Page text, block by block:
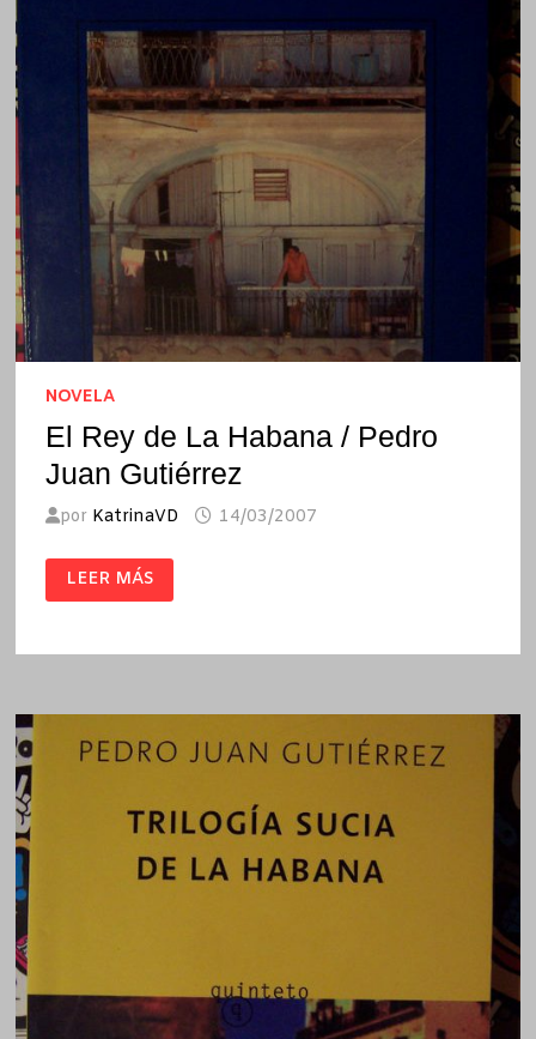
NOVELA
El Rey de La Habana / Pedro
Juan Gutiérrez
por KatrinaVD 14/03/2007
EL
REY
DE
/
LEER MÁS